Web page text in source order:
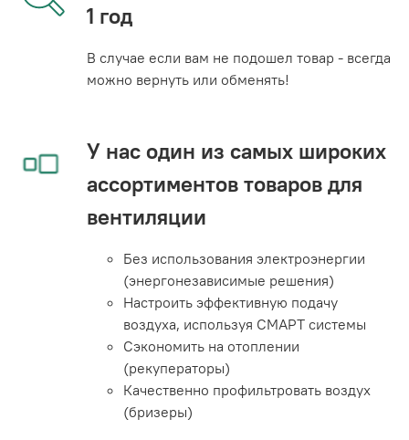
1 год
В случае если вам не подошел товар - всегда
можно вернуть или обменять!
У нас один из самых широких
ассортиментов товаров для
вентиляции
Без использования электроэнергии
(энергонезависимые решения)
Настроить эффективную подачу
воздуха, используя СМАРТ системы
Сэкономить на отоплении
(рекуператоры)
Качественно профильтровать воздух
(бризеры)